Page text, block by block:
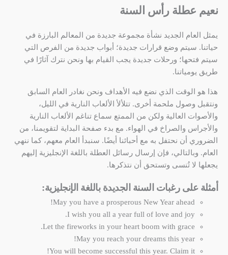
نعيم عطلة رأس السنة
يمثل العام الجديد نشأة مجموعة جديدة من المعالم البارزة في
حياتنا. سيتم وضع قرارات جديدة؛ أبواب جديدة من الفرص التي
سيتم فتحها؛ ورحلات جديدة يجب القيام بها ونحن نترك آثارًا في
طريق يومياتنا.
هذا هو الوقت الذي نضع فيه الأهداف ونحن نغادر العام السابق
ونتقبل وصول ملحمة أخرى. تتلألأ الألعاب النارية في الليل،
والأصوات العالية ولكن من الممتع سماع تناغم الألعاب النارية
والأجراس والصراخ في الهواء. مع بدء صفحة البداية لتقويمنا، من
الضروري أن نحتفل به مع أحبائنا أيضًا. سنبدأ العام معهم، كما ننهي
العام. وبالتالي، فإن إرسال رسائل العطلة باللغة الإنجليزية إليهم
يجعلها لا تُنسى وتستحق أن نتذكرها.
أمثلة على رغبات السنة الجديدة باللغة الإنجليزية:
May you have a prosperous New Year ahead!
I wish you all a year full of love and joy.
Let the fireworks in your heart boom with grace.
May you reach your dreams this year!
You will become successful this year. Claim it!